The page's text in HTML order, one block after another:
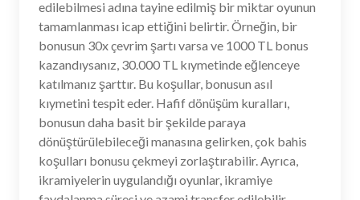
edilebilmesi adına tayine edilmiş bir miktar oyunun
tamamlanması icap ettiğini belirtir. Örneğin, bir
bonusun 30x çevrim şartı varsa ve 1000 TL bonus
kazandıysanız, 30.000 TL kıymetinde eğlenceye
katılmanız şarttır. Bu koşullar, bonusun asıl
kıymetini tespit eder. Hafif dönüşüm kuralları,
bonusun daha basit bir şekilde paraya
dönüştürülebileceği manasına gelirken, çok bahis
koşulları bonusu çekmeyi zorlaştırabilir. Ayrıca,
ikramiyelerin uygulandığı oyunlar, ikramiye